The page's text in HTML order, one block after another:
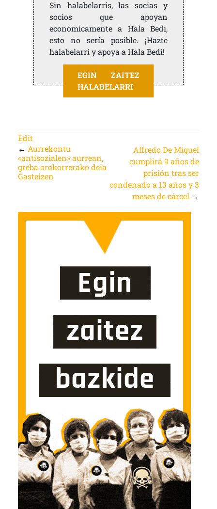
Sin halabelarris, las socias y
socios que apoyan
económicamente a Hala Bedi,
esto no sería posible. ¡Hazte
halabelarri y apoya a Hala Bedi!
EGIN ZAITEZ
HALABELARRI
Edit
← Aurrekontu
«antisozialen» aurrean,
greba orokorrerako deia
Gasteizen
Alfredo De Miguel
cumplirá 9 años de
prisión tras ser
condenado a 13 años y 3
meses de cárcel →